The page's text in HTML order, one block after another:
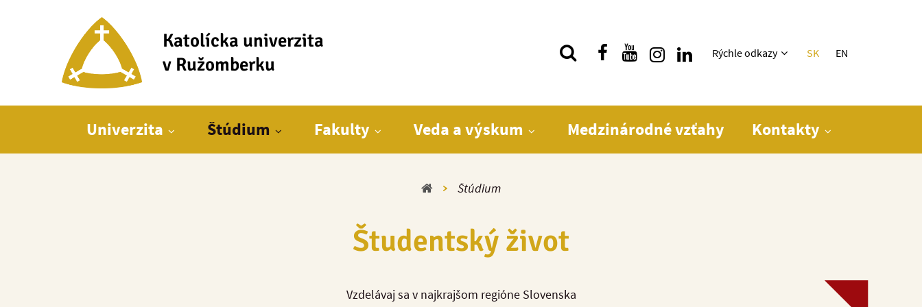
Katolícka univerzita
v Ružomberku
Rýchle menu
Rýchle odkazy SK EN
Univerzita Štúdium Fakulty Veda a výskum Medzinárodné vzťahy Kontakty
DomovŠtúdium
Študentský život
Vzdelávaj sa v najkrajšom regióne Slovenska